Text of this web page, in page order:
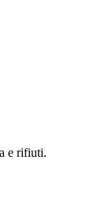
e rifiuti.